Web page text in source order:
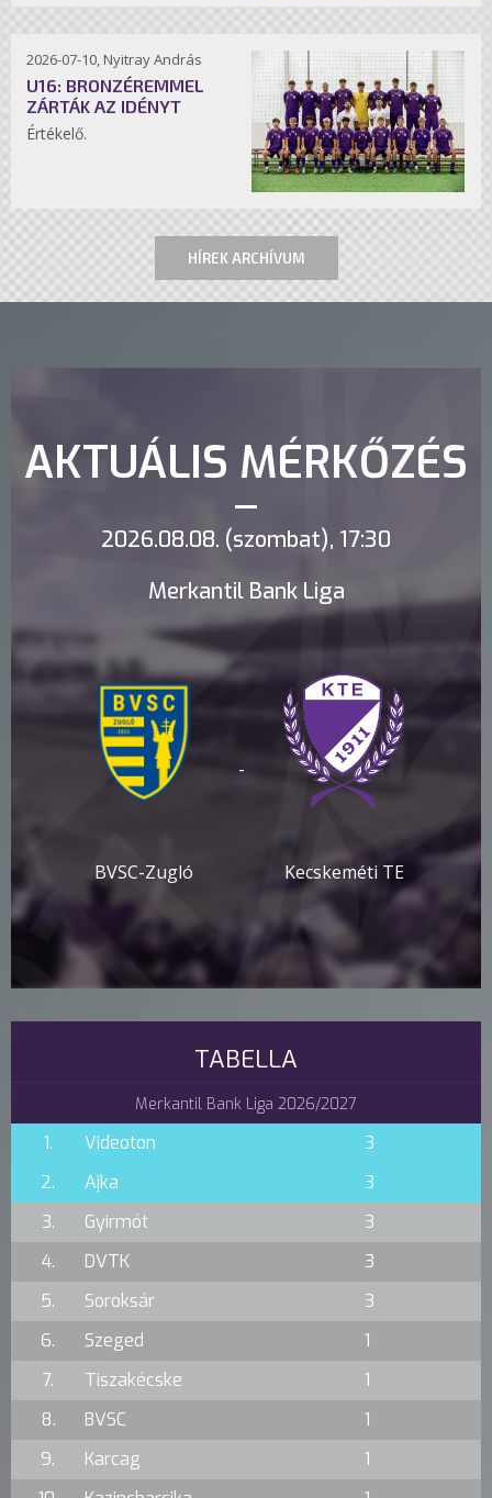
2026-07-10, Nyitray András
U16: BRONZÉREMMEL
ZÁRTÁK AZ IDÉNYT
Értékelő.
HÍREK ARCHÍVUM
AKTUÁLIS MÉRKŐZÉS
2026.08.08. (szombat), 17:30
Merkantil Bank Liga
BVSC-Zugló
-
Kecskeméti TE
TABELLA
Merkantil Bank Liga 2026/2027
1. Videoton
3
2.
Ajka
3
3.
Gyirmót
3
4.
DVTK
3
5.
Soroksár
3
6.
Szeged
1
7.
Tiszakécske
1
8.
BVSC
1
9.
Karcag
1